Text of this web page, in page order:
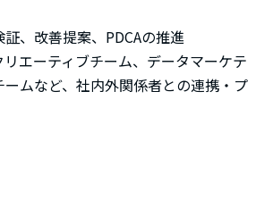
、改善提案、PDCAの推進
リエーティブチーム、データマーケテ
ムなど、社内外関係者との連携・プ